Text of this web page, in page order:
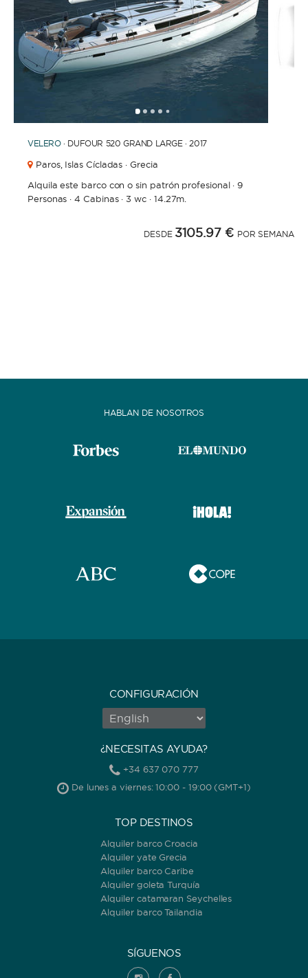
12345
VELERO · DUFOUR 520 GRAND LARGE · 2017
Paros, Islas Cícladas · Grecia
Alquila este barco con o sin patrón profesional·9
Personas ·4 Cabinas·3 wc · 14.27m.
DESDE 3105.97 € POR SEMANA
HABLAN DE NOSOTROS
CONFIGURACIÓN
¿NECESITAS AYUDA?
+34 637 070 777
De lunes a viernes: 10:00 - 19:00 (GMT+1)
TOP DESTINOS
Alquiler barco Croacia
Alquiler yate Grecia
Alquiler barco Caribe
Alquiler goleta Turquía
Alquiler catamaran Seychelles
Alquiler barco Tailandia
SÍGUENOS